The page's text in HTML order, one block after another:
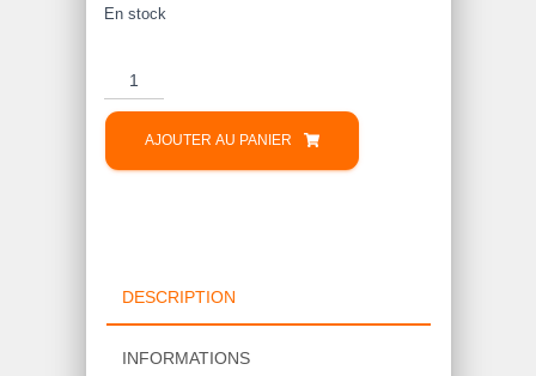
En stock
quantité
de
Autocollant
AJOUTER AU PANIER
DESCRIPTION
INFORMATIONS